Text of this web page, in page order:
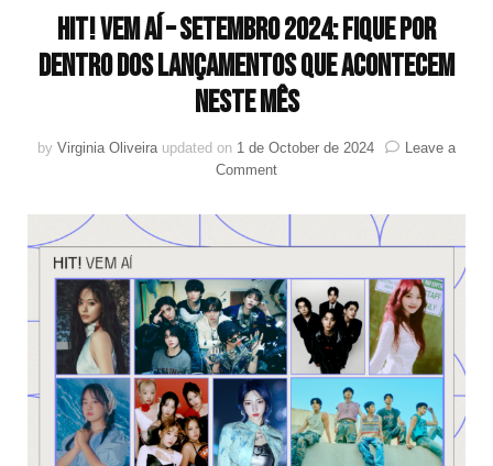
HIT! Vem aí – Setembro 2024: Fique por
dentro dos lançamentos que acontecem
neste mês
by Virginia Oliveira updated on 1 de October de 2024
Leave a
Commenton
Vem
Setembro
2024:
Fique
por
dentro
dos
lançamentos
que
acontecem